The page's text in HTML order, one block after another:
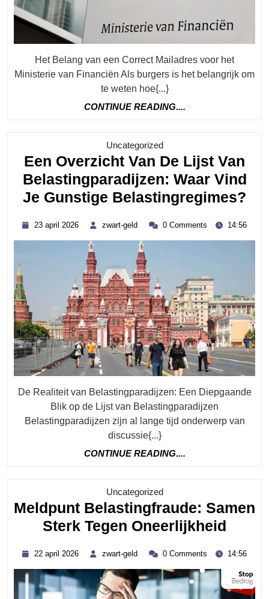
Van
Financiën
Het Belang van een Correct Mailadres voor het
Ministerie van Financiën Als burgers is het belangrijk om
te weten hoe{...}
CONTINUE READING....
UncategorizedCategory
Een Overzicht Van De Lijst Van
Belastingparadijzen: Waar Vind
Je Gunstige Belastingregimes?
Je
23 april 2026
2026
zwart-geld
zwart- 0 Comments 14:56
De Realiteit van Belastingparadijzen: Een Diepgaande
Blik op de Lijst van Belastingparadijzen
Belastingparadijzen zijn al lange tijd onderwerp van
discussie{...}
CONTINUE READING....
UncategorizedCategory
Meldpunt Belastingfraude: Samen
Sterk Tegen Oneerlijkheid
Sterk
22 april 2026 zwart-geld
zwart- 0 Comments 14:56